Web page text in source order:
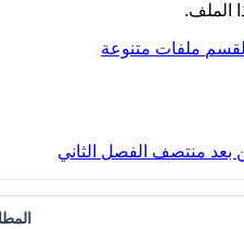
الملف.
القسم ملفات متنوعة
بعد منتصف الفصل الثاني